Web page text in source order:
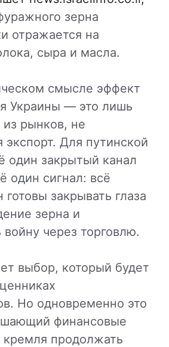
зерна
отражается на
сыра и масла.
смысле эффект
Украины — это лишь
рынков, не
Для путинской
закрытый канал
один сигнал: всё
закрывать глаза
зерна и
войну через торговлю.
выбор, который будет
Но одновременно это
финансовые
продолжать